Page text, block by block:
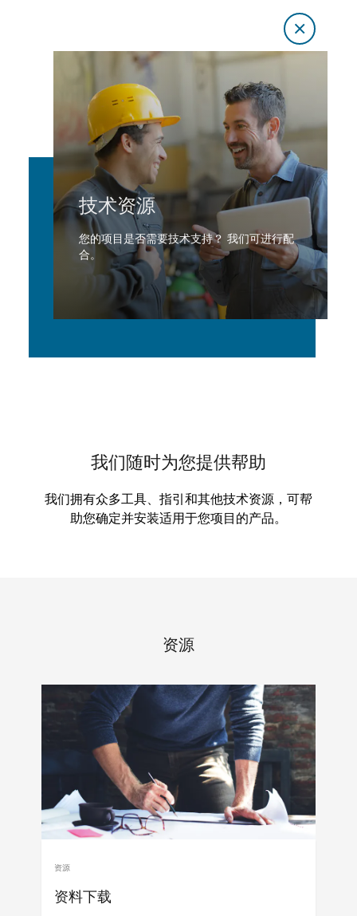
技术资源
您的项目是否需要技术支持？ 我们可进行配
合。
我们随时为您提供帮助
我们拥有众多工具、指引和其他技术资源，可帮
助您确定并安装适用于您项目的产品。
资源
资源
资料下载